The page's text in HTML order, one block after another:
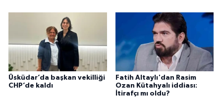
Üsküdar’da başkan vekilliği
CHP’de kaldı
Fatih Altaylı'dan Rasim
Ozan Kütahyalı iddiası:
İtirafçı mı oldu?